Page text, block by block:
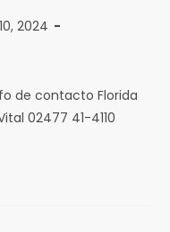
2024
de contacto Florida
02477 41-4110